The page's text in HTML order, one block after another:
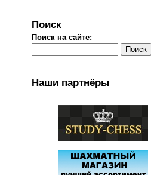
Поиск
Поиск на сайте:
Наши партнёры